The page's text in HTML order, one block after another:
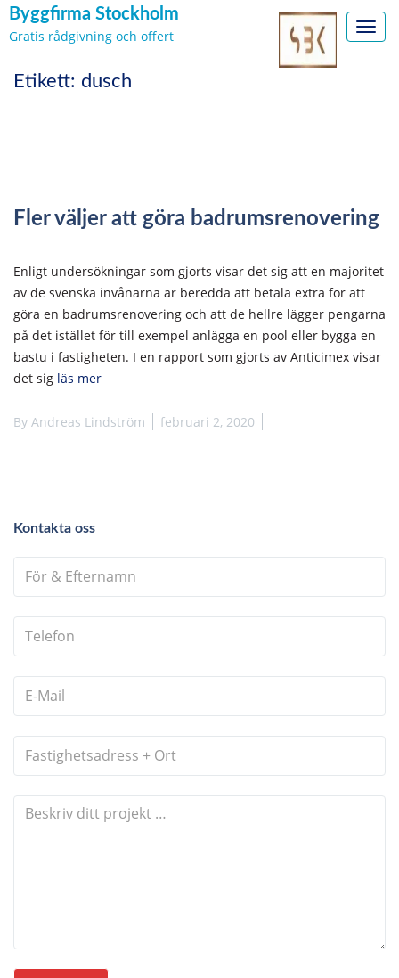
Byggfirma Stockholm
Gratis rådgivning och offert
Etikett: dusch
Fler väljer att göra badrumsrenovering
Enligt undersökningar som gjorts visar det sig att en majoritet
av de svenska invånarna är beredda att betala extra för att
göra en badrumsrenovering och att de hellre lägger pengarna
på det istället för till exempel anlägga en pool eller bygga en
bastu i fastigheten. I en rapport som gjorts av Anticimex visar
det sig läs mer
By Andreas Lindström februari 2, 2020
Kontakta oss